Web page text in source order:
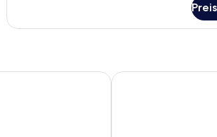
Santiago B&B HOTEL Burgos